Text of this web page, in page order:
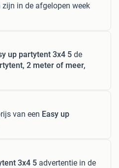
zijn in de afgelopen week
up partytent 3x4 5 de
2 meter of meer,
van een Easy up
3x4 5 advertentie in de